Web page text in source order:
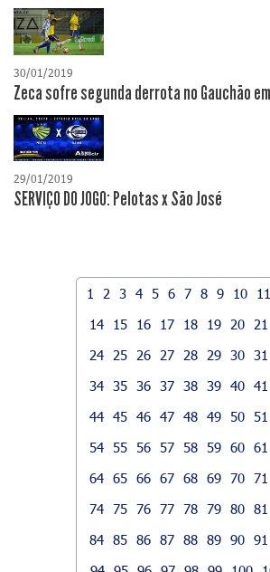
30/01/2019
Zeca sofre segunda derrota no Gauchão
29/01/2019
SERVIÇO DO JOGO: Pelotas x São José
1 2 3 4 5 6 7 8 9 10 11
14
15 16 17 18 19 20 21
24
25 26 27 28 29 30 31
34 35 36 37 38 39 40 41
44 45 46 47 48 49 50 51
54 55 56 57 58 59 60 61
64 65 66 67 68 69 70 71
74 75 76 77 78 79 80 81
84 85 86 87 88 89 90 91